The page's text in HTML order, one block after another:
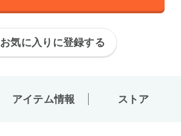
お気に入りに登録する
アイテム情報 ストア